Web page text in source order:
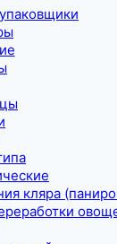
кляра